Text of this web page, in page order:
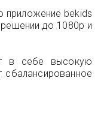
приложение bekids
до 1080p и
в себе высокую
сбалансированное